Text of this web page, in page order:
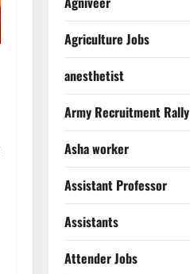
Agriculture Jobs
anesthetist
Army Recruitment Rally
Asha worker
Assistant Professor
Assistants
Attender Jobs